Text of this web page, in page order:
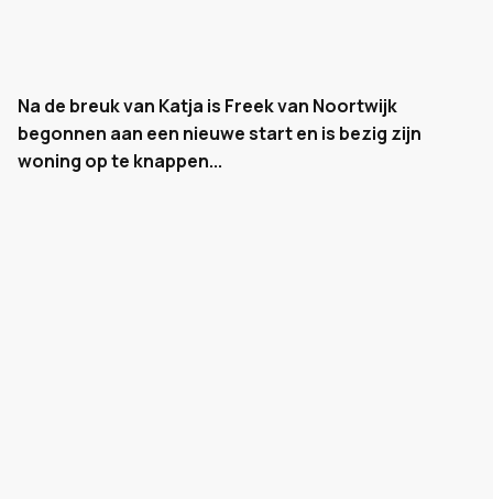
Na de breuk van Katja is Freek van Noortwijk
begonnen aan een nieuwe start en is bezig zijn
woning op te knappen...